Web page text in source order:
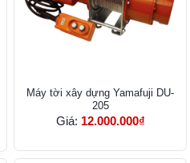
Máy tời xây dựng Yamafuji DU-
205
Giá: 12.000.000₫